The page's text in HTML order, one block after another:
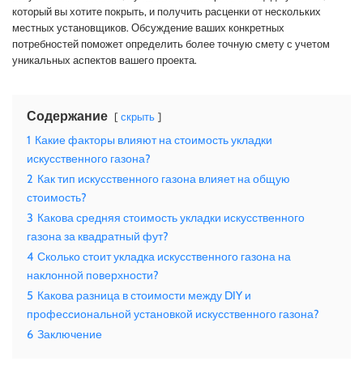
который вы хотите покрыть, и получить расценки от нескольких
местных установщиков. Обсуждение ваших конкретных
потребностей поможет определить более точную смету с учетом
уникальных аспектов вашего проекта.
Содержание скрыть
1 Какие факторы влияют на стоимость укладки
искусственного газона?
2 Как тип искусственного газона влияет на общую
стоимость?
3 Какова средняя стоимость укладки искусственного
газона за квадратный фут?
4 Сколько стоит укладка искусственного газона на
наклонной поверхности?
5 Какова разница в стоимости между DIY и
профессиональной установкой искусственного газона?
6 Заключение